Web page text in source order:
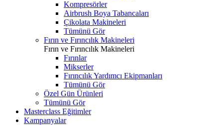
Kompresörler
Airbrush Boya Tabancaları
Çikolata Makineleri
Tümünü Gör
Fırın ve Fırıncılık Makineleri
Fırın ve Fırıncılık Makineleri
Fırınlar
Mikserler
Fırıncılık Yardımcı Ekipmanları
Tümünü Gör
Özel Gün Ürünleri
Tümünü Gör
Masterclass Eğitimler
Kampanyalar